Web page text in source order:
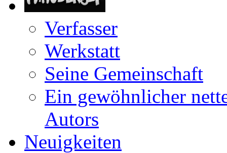
Verfasser
Werkstatt
Seine Gemeinschaft
Ein gewöhnlicher
Autors
Neuigkeiten